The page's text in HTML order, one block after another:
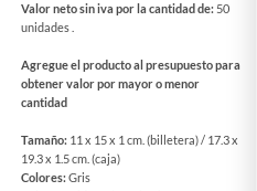
Valor neto sin iva por la cantidad de: 50
unidades .
Agregue el producto al presupuesto para
obtener valor por mayor o menor
cantidad
Tamaño: 11 x 15 x 1 cm. (billetera) / 17.3 x
19.3 x 1.5 cm. (caja)
Colores:Gris